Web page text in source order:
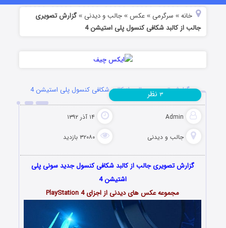
خانه » سرگرمی »عکس »جالب و دیدنی »گزارش تصویری
جالب از کالبد شکافی کنسول پلی استیشن 4
گزارش تصویری جالب از کالبد شکافی کنسول پلی استیشن 4
Admin ۱۴ آذر ۱۳۹۲
جالب و دیدنی ۳۲۰۸۰ بازدید
۳ نظر
گزارش تصویری جالب از کالبد شکافی کنسول جدید سونی پلی
اشتیشن 4
مجموعه عکس های دیدنی از اجزای PlayStation 4